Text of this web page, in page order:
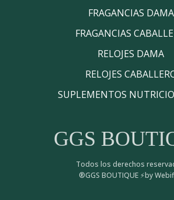
FRAGANCIAS DAMA
FRAGANCIAS
RELOJES DAMA
RELOJES
SUPLEMENTOS
GGS
Todos los derechos
®GGS BOUTIQUE ⚡by